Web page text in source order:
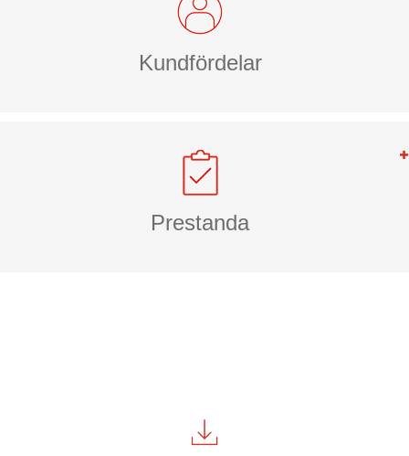
Kundfördelar
Prestanda